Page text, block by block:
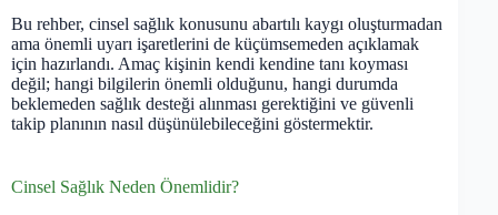
Bu rehber, cinsel sağlık konusunu abartılı kaygı oluşturmadan
ama önemli uyarı işaretlerini de küçümsemeden açıklamak
için hazırlandı. Amaç kişinin kendi kendine tanı koyması
değil; hangi bilgilerin önemli olduğunu, hangi durumda
beklemeden sağlık desteği alınması gerektiğini ve güvenli
takip planının nasıl düşünülebileceğini göstermektir.
Cinsel Sağlık Neden Önemlidir?